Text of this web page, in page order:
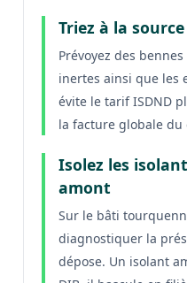
Triez à la
Prévoyez des
inertes ainsi que les
évite le tarif ISDND
la facture globale du
Isolez les
amont
Sur le bâti
diagnostiquer la
dépose. Un isolant